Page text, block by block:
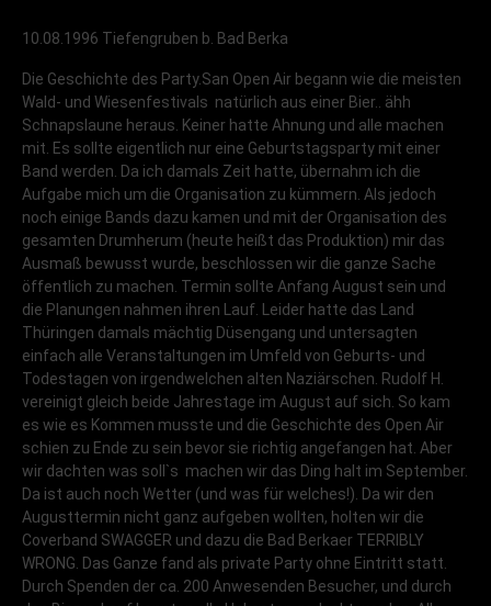
10.08.1996 Tiefengruben b. Bad Berka
Die Geschichte des Party.San Open Air begann wie die meisten
Wald- und Wiesenfestivals  natürlich aus einer Bier.. ähh
Schnapslaune heraus. Keiner hatte Ahnung und alle machen
mit. Es sollte eigentlich nur eine Geburtstagsparty mit einer
Band werden. Da ich damals Zeit hatte, übernahm ich die
Aufgabe mich um die Organisation zu kümmern. Als jedoch
noch einige Bands dazu kamen und mit der Organisation des
gesamten Drumherum (heute heißt das Produktion) mir das
Ausmaß bewusst wurde, beschlossen wir die ganze Sache
öffentlich zu machen. Termin sollte Anfang August sein und
die Planungen nahmen ihren Lauf. Leider hatte das Land
Thüringen damals mächtig Düsengang und untersagten
einfach alle Veranstaltungen im Umfeld von Geburts- und
Todestagen von irgendwelchen alten Naziärschen. Rudolf H.
vereinigt gleich beide Jahrestage im August auf sich. So kam
es wie es Kommen musste und die Geschichte des Open Air
schien zu Ende zu sein bevor sie richtig angefangen hat. Aber
wir dachten was soll`s  machen wir das Ding halt im September.
Da ist auch noch Wetter (und was für welches!). Da wir den
Augusttermin nicht ganz aufgeben wollten, holten wir die
Coverband SWAGGER und dazu die Bad Berkaer TERRIBLY
WRONG. Das Ganze fand als private Party ohne Eintritt statt.
Durch Spenden der ca. 200 Anwesenden Besucher, und durch